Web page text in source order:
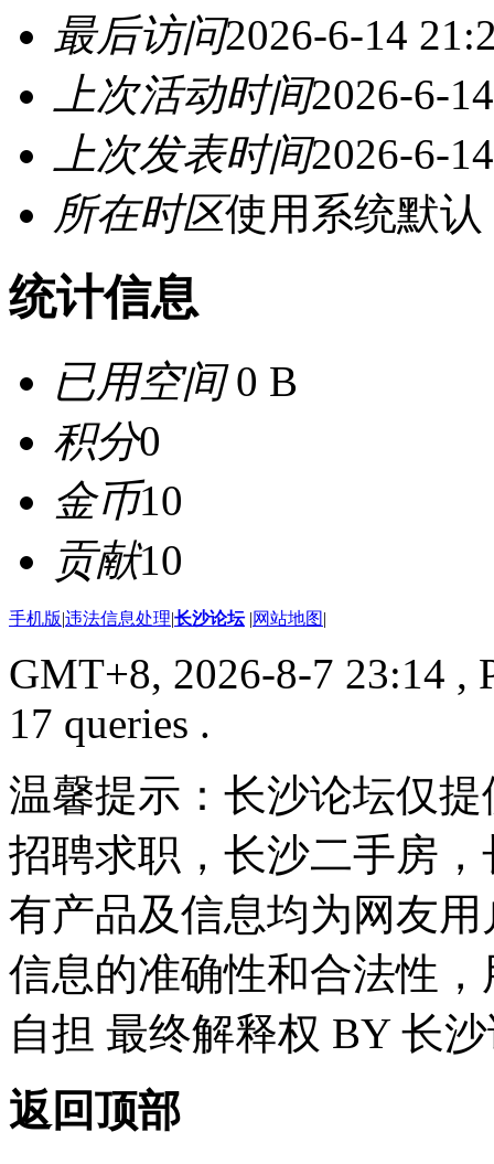
最后访问2026-6-14
上次活动时间2026-6-
上次发表时间2026-6-
所在时区使用系统默认
统计信息
已用空间0 B
积分0
金币10
贡献10
手机版|违法信息处理|长沙论坛 |网站地图|
GMT+8, 2026-8-7 23:14 ,
17 queries .
温馨提示：长沙论坛仅
招聘求职，长沙二手房
有产品及信息均为网友
信息的准确性和合法性
自担 最终解释权 BY 长
返回顶部